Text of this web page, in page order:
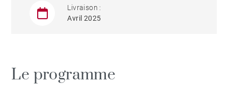
Livraison :
Avril 2025
Le programme